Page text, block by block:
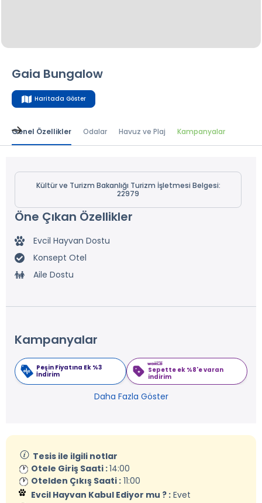
Gaia Bungalow
Haritada Göster
Genel Özellikler Odalar Havuz ve Plaj Kampanyalar
Kültür ve Turizm Bakanlığı Turizm İşletmesi Belgesi:
22979
Öne Çıkan Özellikler
Evcil Hayvan Dostu
Konsept Otel
Aile Dostu
Kampanyalar
Peşin Fiyatına Ek %3
İndirim
Sepette ek %8'e varan
indirim
Daha Fazla Göster
Tesis ile ilgili notlar
Otele Giriş Saati :14:00
Otelden Çıkış Saati : 11:00
Evcil Hayvan Kabul Ediyor mu ? : Evet